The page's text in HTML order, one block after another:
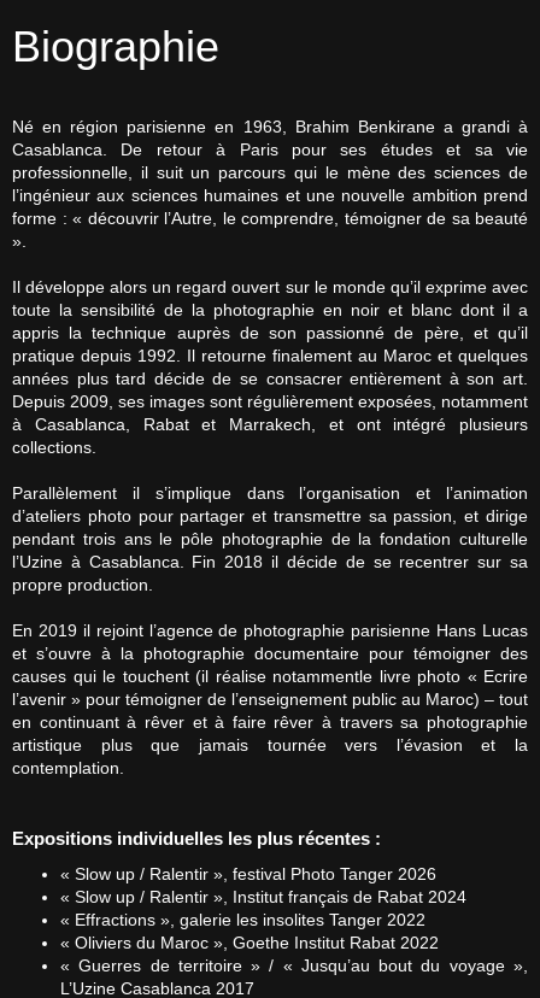
Biographie
Né en région parisienne en 1963, Brahim Benkirane a grandi à
Casablanca. De retour à Paris pour ses études et sa vie
professionnelle, il suit un parcours qui le mène des sciences de
l’ingénieur aux sciences humaines et une nouvelle ambition prend
forme : « découvrir l’Autre, le comprendre, témoigner de sa beauté
».
Il développe alors un regard ouvert sur le monde qu’il exprime avec
toute la sensibilité de la photographie en noir et blanc dont il a
appris la technique auprès de son passionné de père, et qu’il
pratique depuis 1992. Il retourne finalement au Maroc et quelques
années plus tard décide de se consacrer entièrement à son art.
Depuis 2009, ses images sont régulièrement exposées, notamment
à Casablanca, Rabat et Marrakech, et ont intégré plusieurs
collections.
Parallèlement il s’implique dans l’organisation et l’animation
d’ateliers photo pour partager et transmettre sa passion, et dirige
pendant trois ans le pôle photographie de la fondation culturelle
l’Uzine à Casablanca. Fin 2018 il décide de se recentrer sur sa
propre production.
En 2019 il rejoint l’agence de photographie parisienne Hans Lucas
et s’ouvre à la photographie documentaire pour témoigner des
causes qui le touchent (il réalise notammentle livre photo « Ecrire
l’avenir » pour témoigner de l’enseignement public au Maroc) – tout
en continuant à rêver et à faire rêver à travers sa photographie
artistique plus que jamais tournée vers l’évasion et la
contemplation.
Expositions individuelles les plus récentes :
« Slow up / Ralentir », festival Photo Tanger 2026
« Slow up / Ralentir », Institut français de Rabat 2024
« Effractions », galerie les insolites Tanger 2022
« Oliviers du Maroc », Goethe Institut Rabat 2022
« Guerres de territoire » / « Jusqu’au bout du voyage »,
L’Uzine Casablanca 2017